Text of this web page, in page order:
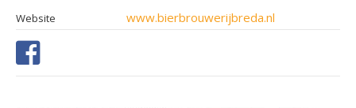
Website www.bierbrouwerijbreda.nl